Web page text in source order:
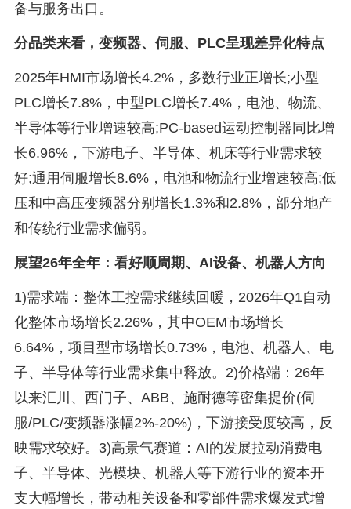
备与服务出口。
分品类来看，变频器、伺服、PLC呈现差异化特点
2025年HMI市场增长4.2%，多数行业正增长;小型
PLC增长7.8%，中型PLC增长7.4%，电池、物流、
半导体等行业增速较高;PC-based运动控制器同比增
长6.96%，下游电子、半导体、机床等行业需求较
好;通用伺服增长8.6%，电池和物流行业增速较高;低
压和中高压变频器分别增长1.3%和2.8%，部分地产
和传统行业需求偏弱。
展望26年全年：看好顺周期、AI设备、机器人方向
1)需求端：整体工控需求继续回暖，2026年Q1自动
化整体市场增长2.26%，其中OEM市场增长
6.64%，项目型市场增长0.73%，电池、机器人、电
子、半导体等行业需求集中释放。2)价格端：26年
以来汇川、西门子、ABB、施耐德等密集提价(伺
服/PLC/变频器涨幅2%-20%)，下游接受度较高，反
映需求较好。3)高景气赛道：AI的发展拉动消费电
子、半导体、光模块、机器人等下游行业的资本开
支大幅增长，带动相关设备和零部件需求爆发式增